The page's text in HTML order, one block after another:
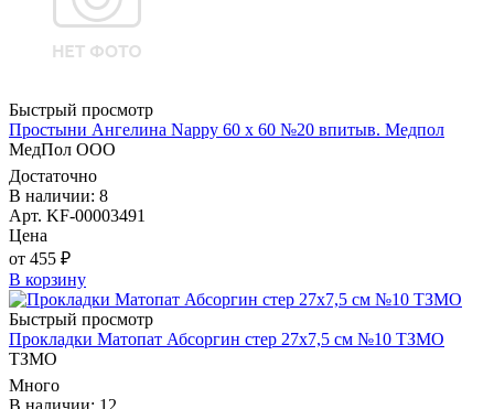
Быстрый просмотр
Простыни Ангелина Nappy 60 х 60 №20 впитыв. Медпол
МедПол ООО
Достаточно
В наличии: 8
Арт. KF-00003491
Цена
от 455 ₽
В корзину
Быстрый просмотр
Прокладки Матопат Абсоргин стер 27х7,5 см №10 ТЗМО
ТЗМО
Много